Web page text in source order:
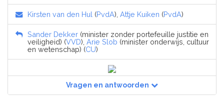
Kirsten van den Hul (PvdA), Attje Kuiken (PvdA)
Sander Dekker (minister zonder portefeuille justitie en
veiligheid) (VVD), Arie Slob (minister onderwijs, cultuur
en wetenschap) (CU)
Vragen en antwoorden